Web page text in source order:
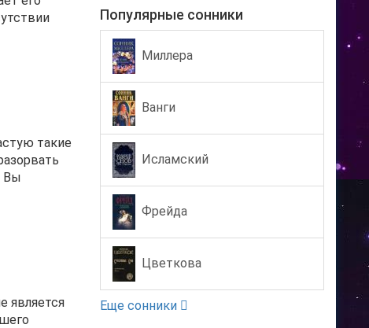
такие
Вы
является
Популярные сонники
Миллера
Ванги
Исламский
Фрейда
Цветкова
Еще сонники